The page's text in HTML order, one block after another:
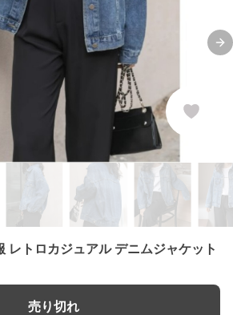
レトロカジュアル デニムジャケット
売り切れ